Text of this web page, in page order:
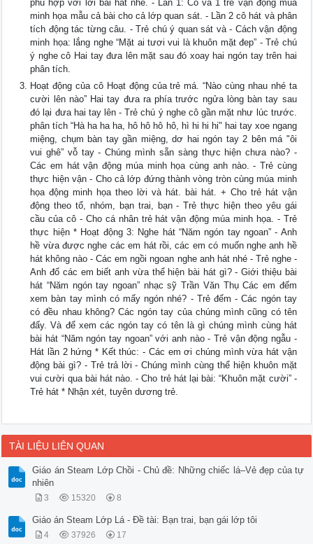
phù hợp với lời bài hát nhé. - Lần 1: Cô và 1 trẻ vận động múa
minh họa mẫu cả bài cho cả lớp quan sát. - Lần 2 cô hát và phân
tích động tác từng câu. - Trẻ chú ý quan sát và - Cách vận động
minh họa: lắng nghe “Mặt ai tươi vui là khuôn mặt đep” - Trẻ chú
ý nghe cô Hai tay đưa lên mặt sau đó xoay hai ngón tay trên hai
phân tích.
Hoạt động của cô Hoạt động của trẻ má. “Nào cùng nhau nhé ta
cười lên nào” Hai tay đưa ra phía trước ngửa lòng bàn tay sau
đó lại đưa hai tay lên - Trẻ chú ý nghe cô gần mặt như lúc trước.
phân tích “Hà ha ha ha, hô hô hô hô, hì hi hi hi" hai tay xoe ngang
miệng, chụm bàn tay gần miệng, dơ hai ngón tay 2 bên má "ôi
vui ghê” vỗ tay - Chúng mình sẵn sàng thực hiện chưa nào? -
Các em hát vận động múa minh họa cùng anh nào. - Trẻ cùng
thực hiện vận - Cho cả lớp đứng thành vòng tròn cùng múa minh
họa động minh họa theo lời và hát. bài hát. + Cho trẻ hát vận
động theo tổ, nhóm, bạn trai, bạn - Trẻ thực hiện theo yêu gái
cầu của cô - Cho cá nhân trẻ hát vận động múa minh họa. - Trẻ
thực hiện * Hoạt động 3: Nghe hát “Năm ngón tay ngoan” - Anh
hề vừa được nghe các em hát rồi, các em có muốn nghe anh hề
hát không nào - Các em ngồi ngoan nghe anh hát nhé - Trẻ nghe -
Anh đố các em biết anh vừa thể hiện bài hát gì? - Giới thiệu bài
hát “Năm ngón tay ngoan” nhạc sỹ Trần Văn Thụ Các em đếm
xem bàn tay mình có mấy ngón nhé? - Trẻ đếm - Các ngón tay
có đều nhau không? Các ngón tay của chúng mình cũng có tên
đấy. Và để xem các ngón tay có tên là gì chúng mình cùng hát
bài hát “Năm ngón tay ngoan” với anh nào - Trẻ vận động ngẫu -
Hát lần 2 hứng * Kết thúc: - Các em ơi chúng mình vừa hát vận
động bài gì? - Trẻ trả lời - Chúng mình cùng thể hiện khuôn mặt
vui cười qua bài hát nào. - Cho trẻ hát lại bài: “Khuôn mặt cười” -
Trẻ hát * Nhận xét, tuyên dương trẻ.
TÀI LIỆU LIÊN QUAN
Giáo án Steam Lớp Chồi - Chủ đề: Những chiếc lá–Vẻ đẹp của tự
nhiên
3 15320 8
Giáo án Steam Lớp Lá - Đề tài: Bạn trai, bạn gái lớp tôi
4 37926 17